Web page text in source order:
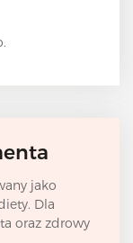
jako
Dla
oraz zdrowy